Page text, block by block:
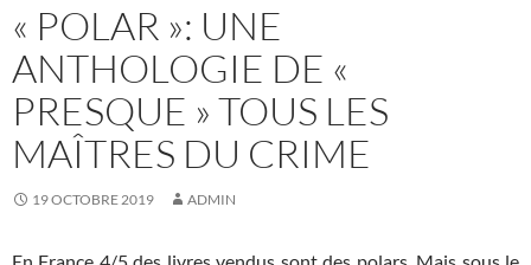
« POLAR »: UNE
ANTHOLOGIE DE «
PRESQUE » TOUS LES
MAÎTRES DU CRIME
19 OCTOBRE 2019 ADMIN